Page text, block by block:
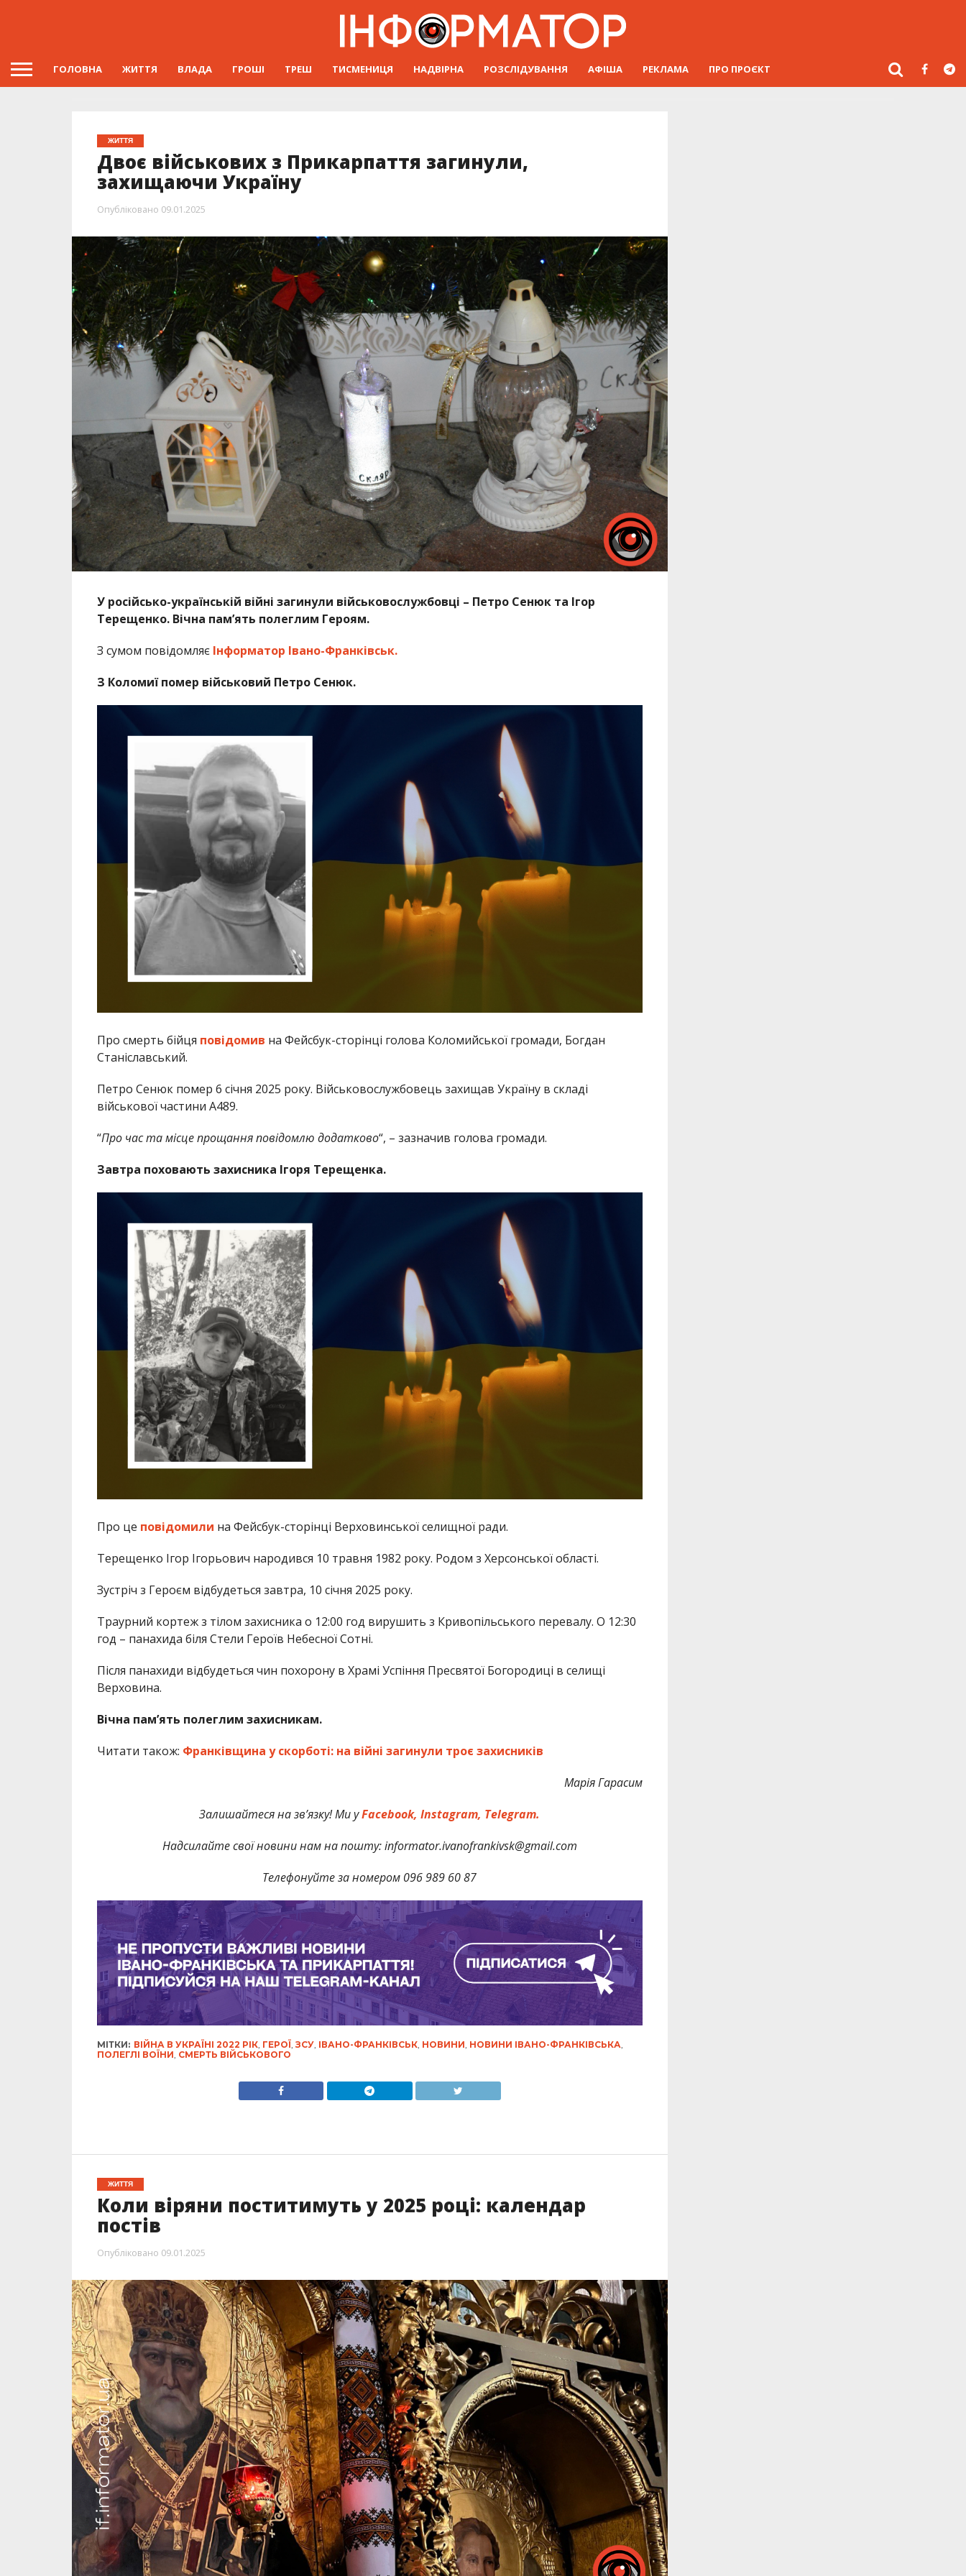
ГОЛОВНА ЖИТТЯ ВЛАДА ГРОШІ ТРЕШ ТИСМЕНИЦЯ НАДВІРНА РОЗСЛІДУВАННЯ АФІША РЕКЛАМА ПРО ПРОЄКТ
ЖИТТЯ
Двоє військових з Прикарпаття загинули,
захищаючи Україну
Опубліковано 09.01.2025
У російсько-українській війні загинули військовослужбовці – Петро Сенюк та Ігор
Терещенко. Вічна пам’ять полеглим Героям.
З сумом повідомляє Інформатор Івано-Франківськ.
З Коломиї помер військовий Петро Сенюк.
Про смерть бійця повідомив на Фейсбук-сторінці голова Коломийської громади, Богдан
Станіславський.
Петро Сенюк помер 6 січня 2025 року. Військовослужбовець захищав Україну в складі
військової частини А489.
“Про час та місце прощання повідомлю додатково“, – зазначив голова громади.
Завтра поховають захисника Ігоря Терещенка.
Про це повідомили на Фейсбук-сторінці Верховинської селищної ради.
Терещенко Ігор Ігорьович народився 10 травня 1982 року. Родом з Херсонської області.
Зустріч з Героєм відбудеться завтра, 10 січня 2025 року.
Траурний кортеж з тілом захисника о 12:00 год вирушить з Кривопільського перевалу. О 12:30
год – панахида біля Стели Героїв Небесної Сотні.
Після панахиди відбудеться чин похорону в Храмі Успіння Пресвятої Богородиці в селищі
Верховина.
Вічна пам’ять полеглим захисникам.
Читати також: Франківщина у скорботі: на війні загинули троє захисників
Марія Гарасим
Залишайтеся на зв’язку! Ми уFacebook, Instagram, Telegram.
Надсилайте свої новини нам на пошту: informator.ivanofrankivsk@gmail.com
Телефонуйте за номером 096 989 60 87
МІТКИ: ВІЙНА В УКРАЇНІ 2022 РІК, ГЕРОЇ, ЗСУ, ІВАНО-ФРАНКІВСЬК, НОВИНИ, НОВИНИ ІВАНО-ФРАНКІВСЬКА,
ПОЛЕГЛІ ВОЇНИ, СМЕРТЬ ВІЙСЬКОВОГО
ЖИТТЯ
Коли віряни поститимуть у 2025 році: календар
постів
Опубліковано 09.01.2025